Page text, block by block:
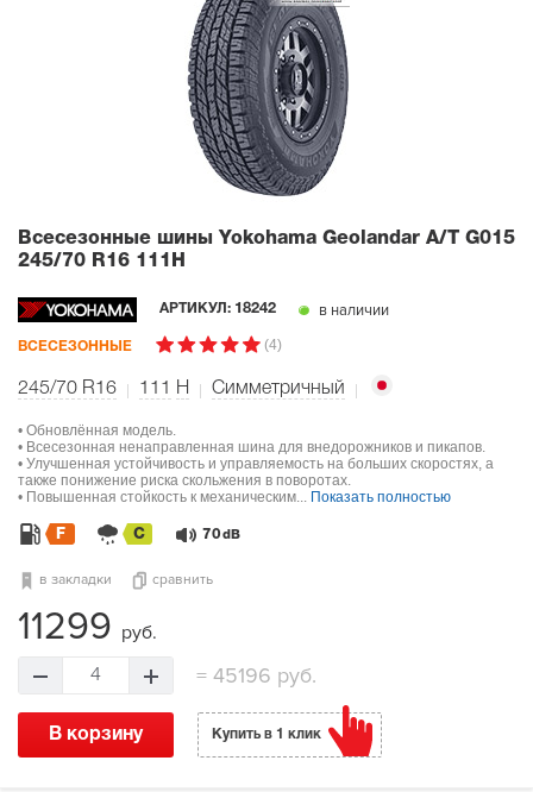
Всесезонные шины Yokohama Geolandar A/T G015
245/70 R16 111H
АРТИКУЛ: 18242 в наличии
ВСЕСЕЗОННЫЕ (4)
245/70 R16 111 H Симметричный
• Обновлённая модель.
• Всесезонная ненаправленная шина для внедорожников и пикапов.
• Улучшенная устойчивость и управляемость на больших скоростях, а
также понижение риска скольжения в поворотах.
• Повышенная стойкость к механическим... Показать полностью
F C 70 dB
в закладки сравнить
11299 руб.
4 = 45196 руб.
В корзину Купить в 1 клик